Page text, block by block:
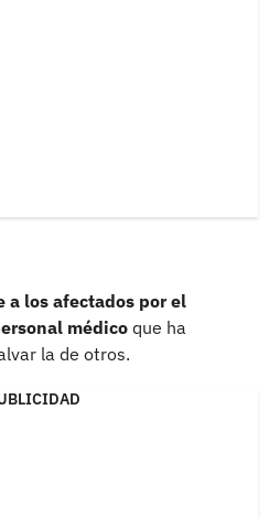
a los afectados por el
médico que ha
la de otros.